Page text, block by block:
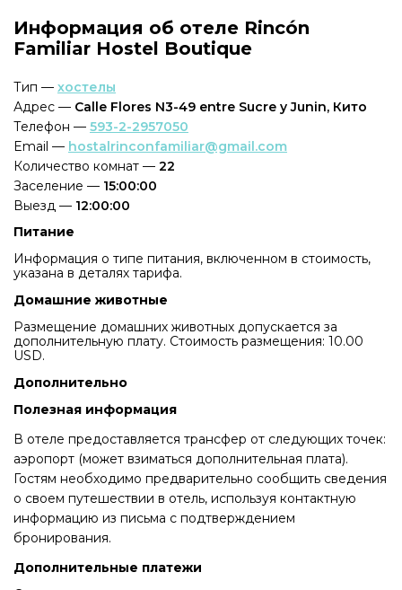
Информация об отеле Rincón
Familiar Hostel Boutique
Тип — хостелы
Адрес — Calle Flores N3-49 entre Sucre y Junin, Кито
Телефон — 593-2-2957050
Email — hostalrinconfamiliar@gmail.com
Количество комнат — 22
Заселение — 15:00:00
Выезд — 12:00:00
Питание
Информация о типе питания, включенном в стоимость,
указана в деталях тарифа.
Домашние животные
Размещение домашних животных допускается за
дополнительную плату. Стоимость размещения: 10.00
USD.
Дополнительно
Полезная информация
В отеле предоставляется трансфер от следующих точек:
аэропорт (может взиматься дополнительная плата).
Гостям необходимо предварительно сообщить сведения
о своем путешествии в отель, используя контактную
информацию из письма с подтверждением
бронирования.
Дополнительные платежи